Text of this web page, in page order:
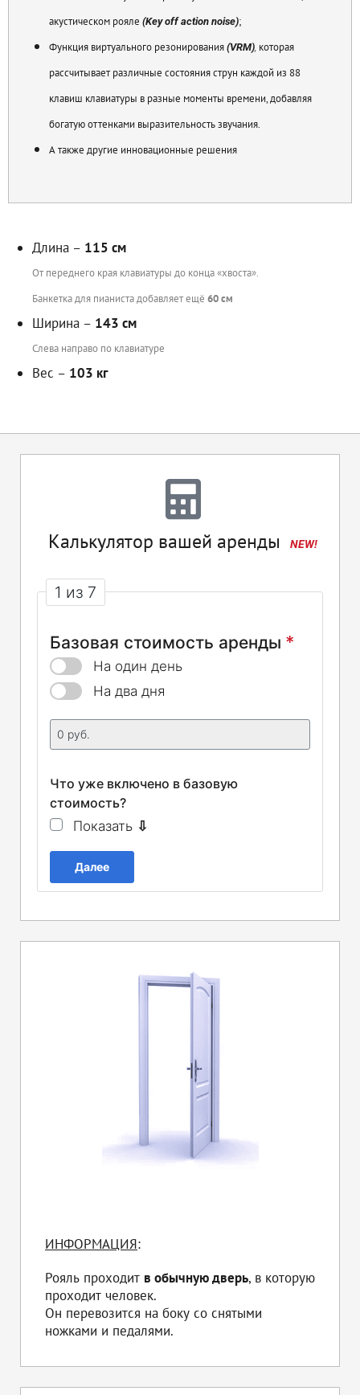
акустическом рояле (Key off action noise);
Функция виртуального резонирования (VRM) которая
рассчитывает различные состояния струн каждой из 88
клавиш клавиатуры в разные моменты времени, добавляя
богатую оттенками выразительность звучания.
А также другие инновационные решения
Длина – 115 см
От переднего края клавиатуры до конца «хвоста».
Банкетка для пианиста добавляет ещё 60 см
Ширина – 143 см
Слева направо по клавиатуре
Вес – 103 кг
Калькулятор вашей аренды NEW!
1 из 7
Базовая стоимость аренды *
На один день
На два дня
Что уже включено в базовую
стоимость?
Показать ⇩
Далее
ИНФОРМАЦИЯ:
Рояль проходит в обычную дверь, в которую
проходит человек.
Он перевозится на боку со снятыми
ножками и педалями.